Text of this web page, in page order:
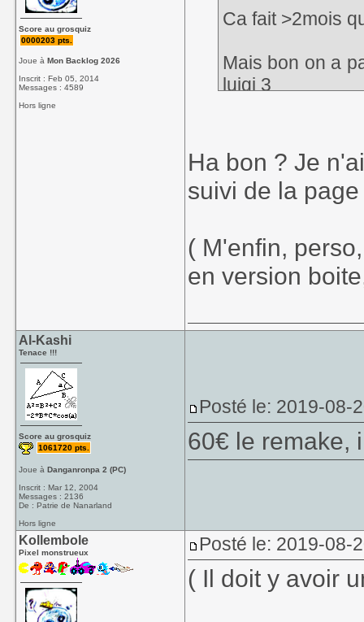
Score au grosquiz
0000203 pts.
Joue àMon Backlog 2026
Inscrit : Feb 05, 2014
Messages : 4589
Hors ligne
Ca fait >2mois
Mais bon on a
luigi 3
Ha bon ? Je
suivi de la
( M'enfin,
en version
Al-Kashi
Tenace !!!
Score au grosquiz
1061720 pts.
Joue àDanganronpa 2 (PC)
Inscrit : Mar 12, 2004
Messages : 2136
De : Patrie de Nanarland
Hors ligne
Posté le: 2019-08-
60€ le remake,
Kollembole
Pixel monstrueux Posté le: 2019-08-
( Il doit y avoir